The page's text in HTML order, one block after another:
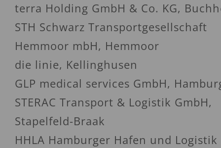
terra Holding GmbH & Co. KG,
STH Schwarz Transportgesellschaft
Hemmoor mbH, Hemmoor
die linie, Kellinghusen
GLP medical services GmbH,
STERAC Transport & Logistik GmbH,
Stapelfeld-Braak
HHLA Hamburger Hafen und Logistik